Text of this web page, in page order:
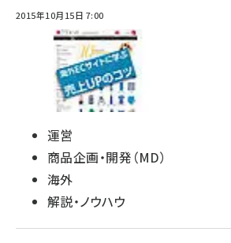
2015年10月15日 7:00
運営
商品企画・開発（MD）
海外
解説・ノウハウ